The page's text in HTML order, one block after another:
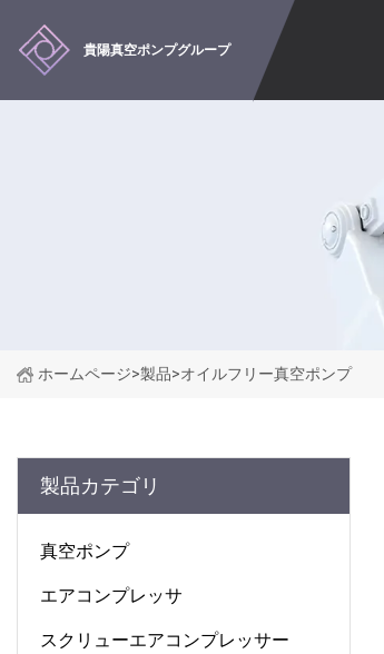
貴陽真空ポンプグループ
ホームページ>製品>オイルフリー真空ポンプ
製品カテゴリ
真空ポンプ
エアコンプレッサ
スクリューエアコンプレッサー